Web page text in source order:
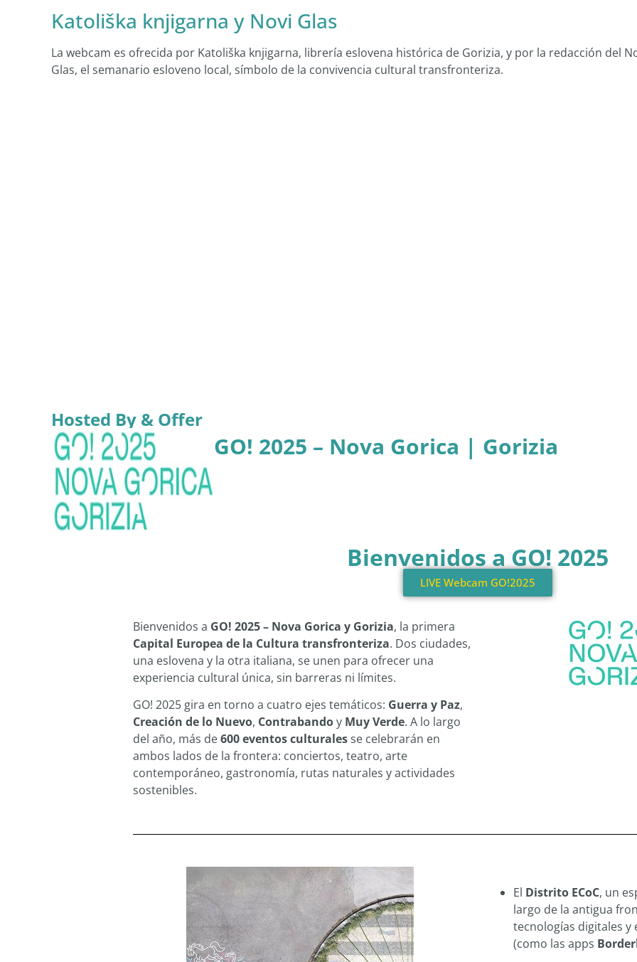
Katoliška knjigarna y Novi Glas
La webcam es ofrecida por Katoliška knjigarna, librería eslovena histórica de Gorizia, y por la redacción del
Glas, el semanario esloveno local, símbolo de la convivencia cultural transfronteriza.
Hosted By & Offer
GO! 2025 – Nova Gorica | Gorizia
Bienvenidos a GO! 2025
LIVE Webcam GO!2025
Bienvenidos a GO! 2025 – Nova Gorica y Gorizia, la primera
Capital Europea de la Cultura transfronteriza. Dos ciudades,
una eslovena y la otra italiana, se unen para ofrecer una
experiencia cultural única, sin barreras ni límites.
GO! 2025 gira en torno a cuatro ejes temáticos: Guerra y Paz,
Creación de lo Nuevo, Contrabandoy Muy Verde. A lo largo
del año, más de600 eventos culturalesse celebrarán en
ambos lados de la frontera: conciertos, teatro, arte
contemporáneo, gastronomía, rutas naturales y actividades
sostenibles.
El Distrito ECoC, un
largo de la antigua
tecnologías digitales
(como las apps